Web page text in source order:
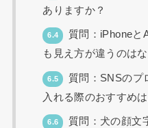
ありますか？
6.4
質問：iPhoneと
も見え方が違うのは
6.5
質問：SNSのプ
入れる際のおすすめ
6.6
質問：犬の顔文